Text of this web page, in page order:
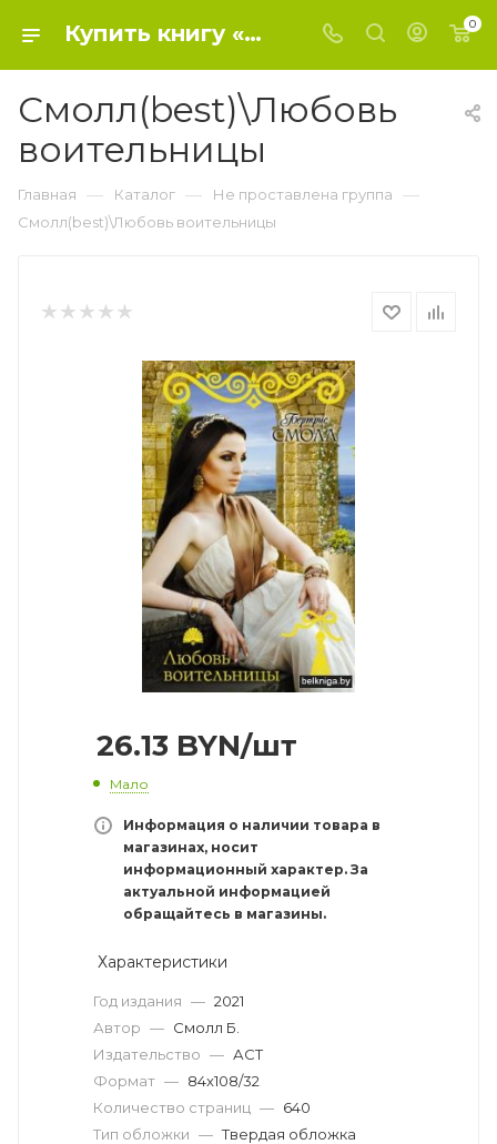
Купить книгу «Смолл(best)\Любовь воительницы» 2021, Смолл Б. - Не проставлена группа 0
Смолл(best)\Любовь
воительницы
Главная — Каталог — Не проставлена группа —
Смолл(best)\Любовь воительницы
26.13 BYN/шт
Мало
Информация о наличии товара в
магазинах, носит
информационный характер. За
актуальной информацией
обращайтесь в магазины.
Характеристики
Год издания — 2021
Автор — Смолл Б.
Издательство — АСТ
Формат — 84x108/32
Количество страниц — 640
Тип обложки — Твердая обложка